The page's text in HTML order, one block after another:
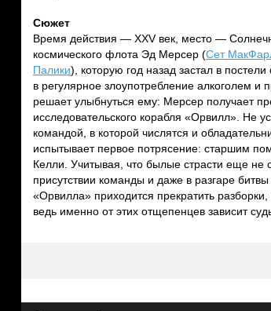
Сюжет
Время действия — XXV век, место —
космического флота Эд Мерсер (Сет
Палики), которую год назад застал в
в регулярное злоупотребление алкоголем
решает улыбнуться ему: Мерсер получает
исследовательского корабля «Орвилл». Не
командой, в которой числятся и
испытывает первое потрясение: старшим
Келли. Учитывая, что былые страсти еще не
присутствии команды и даже в разгаре
«Орвилла» приходится прекратить
ведь именно от этих отщепенцев зависит